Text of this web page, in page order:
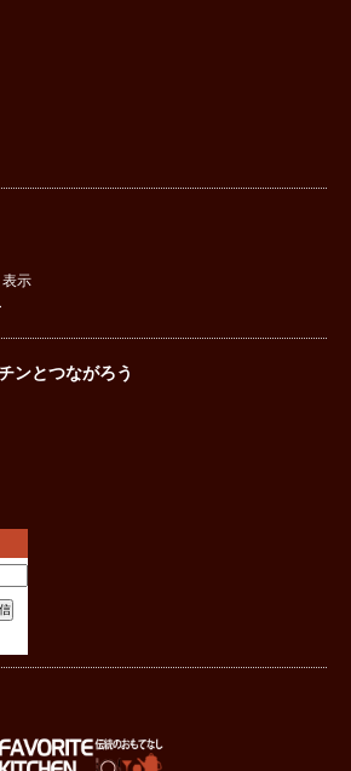
表示
ンとつながろう